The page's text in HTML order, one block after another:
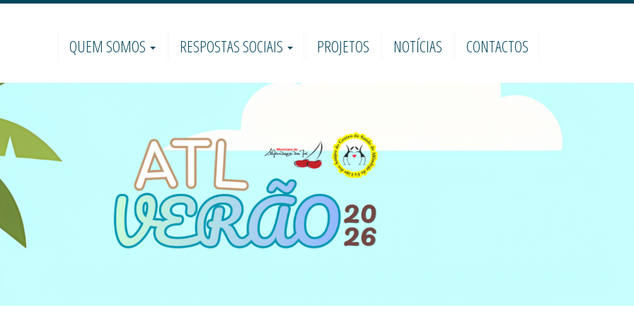
QUEM SOMOS RESPOSTAS SOCIAIS PROJETOS NOTÍCIAS CONTACTOS